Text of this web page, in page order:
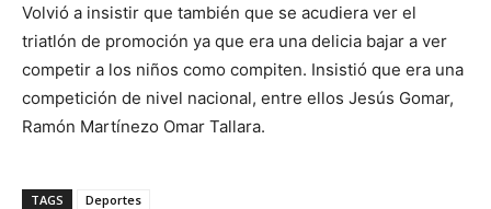
Volvió a insistir que también que se acudiera ver el
triatlón de promoción ya que era una delicia bajar a ver
competir a los niños como compiten. Insistió que era una
competición de nivel nacional, entre ellos Jesús Gomar,
Ramón Martínezo Omar Tallara.
TAGS Deportes